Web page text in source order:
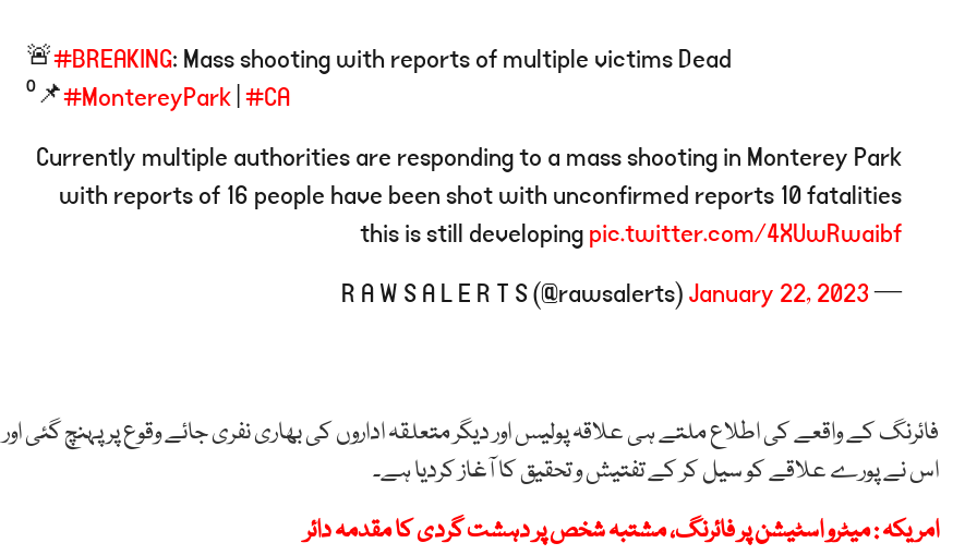
🚨#BREAKING: Mass shooting with reports of multiple victims Dead
⁰📌#MontereyPark |#CA
Currently multiple authorities are responding to a mass shooting in Monterey Park
with reports of 16 people have been shot with unconfirmed reports 10 fatalities
this is still developingpic.twitter.com/4XUwRwaibf
— R A W S A L E R T S (@rawsalerts)
January 22, 2023
فائرنگ کے واقعے کی اطلاع ملتے ہی علاقہ پولیس اور دیگر متعلقہ اداروں کی بھاری نفری جائے وقوع پر پہنچ گئی اور
اس نے پورے علاقے کو سیل کر کے تفتیش و تحقیق کا آغاز کردیا ہے۔
امریکہ : میٹرو اسٹیشن پر فائرنگ، مشتبہ شخص پر دہشت گردی کا مقدمہ دائر